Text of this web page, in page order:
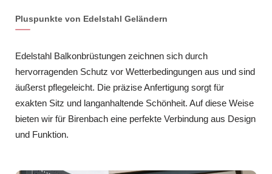
Pluspunkte von Edelstahl Geländern
Edelstahl Balkonbrüstungen zeichnen sich durch
hervorragenden Schutz vor Wetterbedingungen aus und sind
äußerst pflegeleicht. Die präzise Anfertigung sorgt für
exakten Sitz und langanhaltende Schönheit. Auf diese Weise
bieten wir für Birenbach eine perfekte Verbindung aus Design
und Funktion.